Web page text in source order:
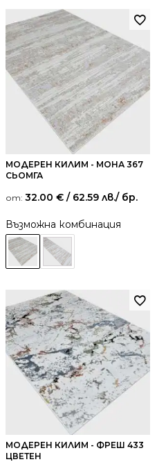
МОДЕРЕН КИЛИМ - МОНА 367
СЬОМГА
от: 32.00 € / 62.59 лв./ бр.
Възможна комбинация
МОДЕРЕН КИЛИМ - ФРЕШ 433
ЦВЕТЕН